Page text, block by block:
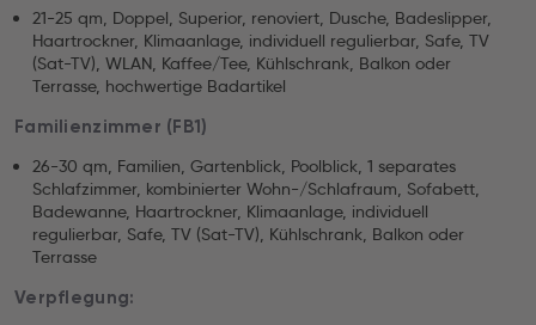
21-25 qm, Doppel, Superior, renoviert, Dusche, Badeslipper,
Haartrockner, Klimaanlage, individuell regulierbar, Safe, TV
(Sat-TV), WLAN, Kaffee/Tee, Kühlschrank, Balkon oder
Terrasse, hochwertige Badartikel
Familienzimmer (FB1)
26-30 qm, Familien, Gartenblick, Poolblick, 1 separates
Schlafzimmer, kombinierter Wohn-/Schlafraum, Sofabett,
Badewanne, Haartrockner, Klimaanlage, individuell
regulierbar, Safe, TV (Sat-TV), Kühlschrank, Balkon oder
Terrasse
Verpflegung: